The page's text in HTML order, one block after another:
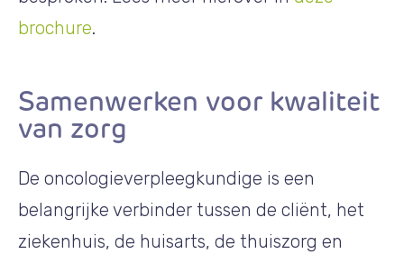
brochure.
Samenwerken voor kwaliteit
van zorg
De oncologieverpleegkundige is een
belangrijke verbinder tussen de cliënt, het
ziekenhuis, de huisarts, de thuiszorg en